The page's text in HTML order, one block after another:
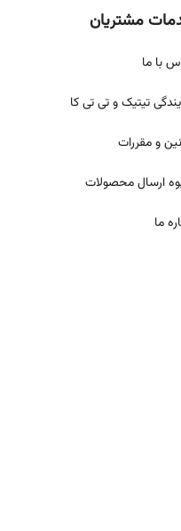
مشتریان
با ما
تیتیک و تی تی کا
و مقررات
ارسال محصولات
ما